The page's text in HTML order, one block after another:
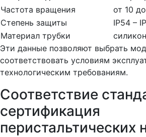
Частота вращения
от 10
Степень защиты
IP54 –
Материал трубки
Эти данные позволяют выбрать
соответствовать условиям
технологическим требованиям.
Соответствие
сертификация
перистальтических